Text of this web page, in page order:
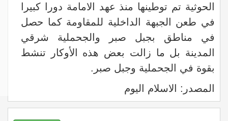
الحوثية تم توطينها منذ عهد الامامة دورا كبيرا
في طعن الجبهة الداخلية للمقاومة كما حصل
في مناطق بجبل صبر والجحملية شرقي
المدينة بل ما زالت بعض هذه الأوكار تنشط
بقوة في الجحملية وجبل صبر.
المصدر: الاسلام اليوم